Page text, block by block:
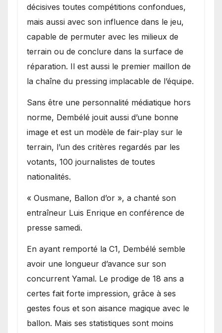
décisives toutes compétitions confondues,
mais aussi avec son influence dans le jeu,
capable de permuter avec les milieux de
terrain ou de conclure dans la surface de
réparation. Il est aussi le premier maillon de
la chaîne du pressing implacable de l’équipe.
Sans être une personnalité médiatique hors
norme, Dembélé jouit aussi d’une bonne
image et est un modèle de fair-play sur le
terrain, l’un des critères regardés par les
votants, 100 journalistes de toutes
nationalités.
« Ousmane, Ballon d’or », a chanté son
entraîneur Luis Enrique en conférence de
presse samedi.
En ayant remporté la C1, Dembélé semble
avoir une longueur d’avance sur son
concurrent Yamal. Le prodige de 18 ans a
certes fait forte impression, grâce à ses
gestes fous et son aisance magique avec le
ballon. Mais ses statistiques sont moins